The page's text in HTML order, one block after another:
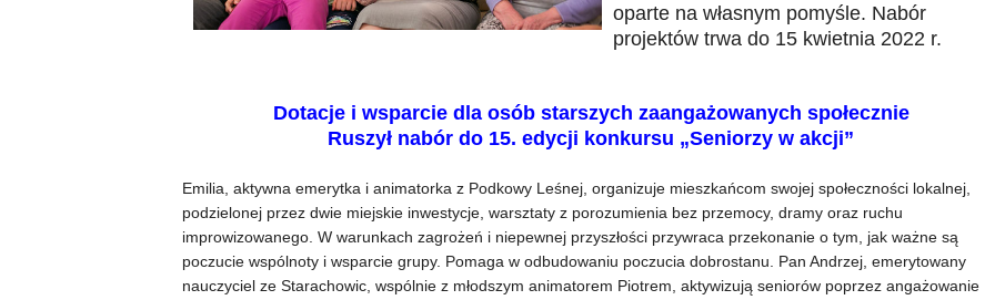
oparte na własnym pomyśle. Nabór
projektów trwa do 15 kwietnia 2022 r.
Dotacje i wsparcie dla osób starszych zaangażowanych społecznie
Ruszył nabór do 15. edycji konkursu „Seniorzy w akcji”
Emilia, aktywna emerytka i animatorka z Podkowy Leśnej, organizuje mieszkańcom swojej społeczności lokalnej,
podzielonej przez dwie miejskie inwestycje, warsztaty z porozumienia bez przemocy, dramy oraz ruchu
improwizowanego. W warunkach zagrożeń i niepewnej przyszłości przywraca przekonanie o tym, jak ważne są
poczucie wspólnoty i wsparcie grupy. Pomaga w odbudowaniu poczucia dobrostanu. Pan Andrzej, emerytowany
nauczyciel ze Starachowic, wspólnie z młodszym animatorem Piotrem, aktywizują seniorów poprzez angażowanie